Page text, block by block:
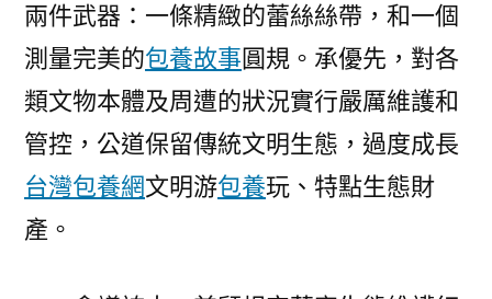
兩件武器：一條精緻的蕾絲絲帶，和一個
測量完美的包養故事圓規。承優先，對各
類文物本體及周遭的狀況實行嚴厲維護和
管控，公道保留傳統文明生態，過度成長
台灣包養網文明游包養玩、特點生態財
產。